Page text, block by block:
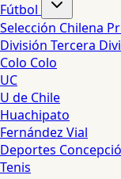
Fútbol
Selección Chilena
División Tercera
Colo Colo
UC
U de Chile
Huachipato
Fernández Vial
Deportes
Tenis